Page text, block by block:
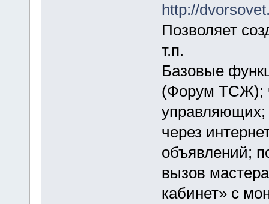
http://
Позволяет
т.п.
Базовые
(Форум ТСЖ);
управляющих;
через
объявлений;
вызов
кабинет» с